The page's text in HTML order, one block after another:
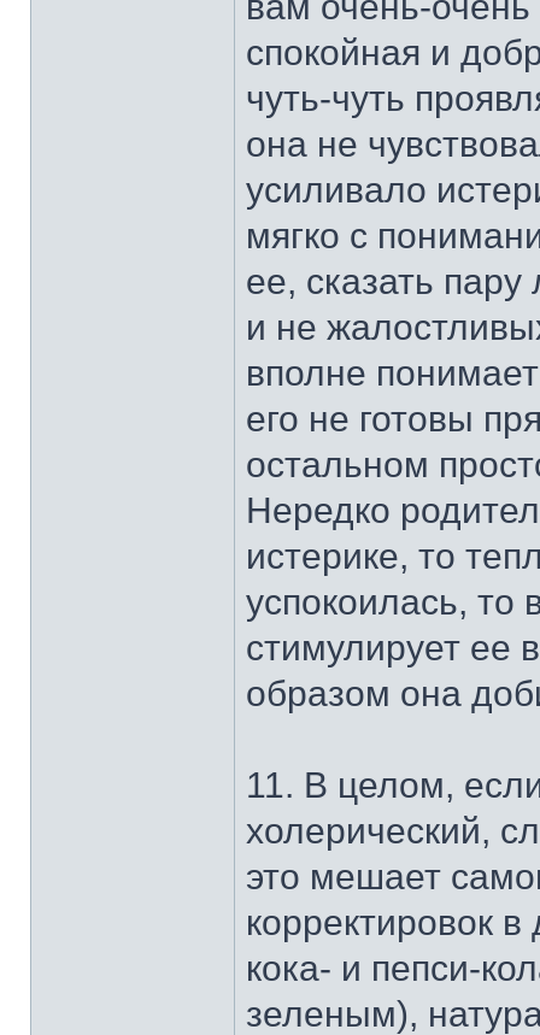
спокойная и
чуть-чуть
она не
усиливало
мягко с
ее, сказать
и не
вполне
его не готовы
остальном
Нередко
истерике, то
успокоилась, то
стимулирует ее
образом она
11. В целом,
холерический,
это мешает
корректировок
кока- и пепси-
зеленым),